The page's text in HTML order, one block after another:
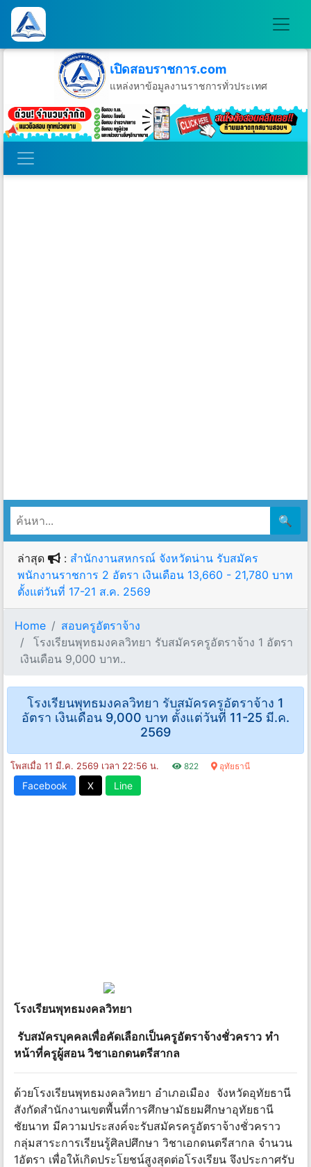
เปิดสอบราชการ.com
แหล่งหาข้อมูลงานราชการทั่วประเทศ
วันเสาร์ที่ 8 เดือนสิงหาคม พ.ศ.2569
🔍
ล่าสุด : สำนักงานสหกรณ์ จังหวัดน่าน รับสมัคร
พนักงานราชการ 2 อัตรา เงินเดือน 13,660 - 21,780 บาท
ตั้งแต่วันที่ 17-21 ส.ค. 2569
Home
สอบครูอัตราจ้าง
โรงเรียนพุทธมงคลวิทยา รับสมัครครูอัตราจ้าง 1 อัตรา
เงินเดือน 9,000 บาท..
โรงเรียนพุทธมงคลวิทยา รับสมัครครูอัตราจ้าง 1
อัตรา เงินเดือน 9,000 บาท ตั้งแต่วันที่ 11-25 มี.ค.
2569
โพสเมื่อ 11 มี.ค. 2569 เวลา 22:56 น. 822 อุทัยธานี
Facebook X Line
โรงเรียนพุทธมงคลวิทยา
รับสมัครบุคคลเพื่อคัดเลือกเป็นครูอัตราจ้างชั่วคราว ทำ
หน้าที่ครูผู้สอน วิชาเอกดนตรีสากล
ด้วยโรงเรียนพุทธมงคลวิทยา อำเภอเมือง จังหวัดอุทัยธานี
สังกัดสำนักงานเขตพื้นที่การศึกษามัธยมศึกษาอุทัยธานี
ชัยนาท มีความประสงค์จะรับสมัครครูอัตราจ้างชั่วคราว
กลุ่มสาระการเรียนรู้ศิลปศึกษา วิชาเอกดนตรีสากล จำนวน
1อัตรา เพื่อให้เกิดประโยชน์สูงสุดต่อโรงเรียน จึงประกาศรับ